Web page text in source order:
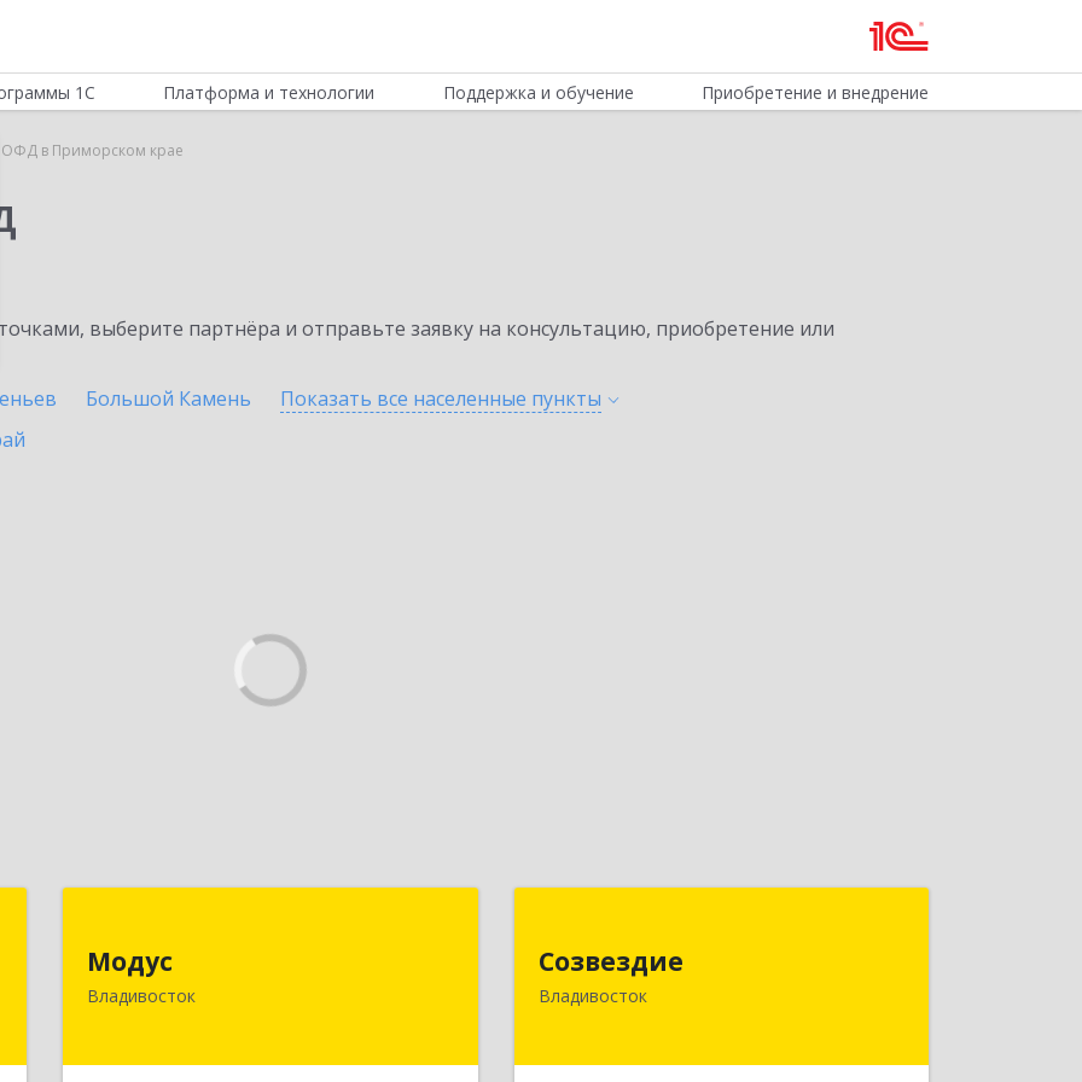
1С Платформа и технологии Поддержка и обучение Приобретение и внедрение
ОФД в Приморском крае
выберите партнёра и отправьте заявку на консультацию, приобретение или
Большой Камень Показать все населенные пункты
Модус
Владивосток
Владивосток г, ул. Фадеева, д. 10
Подробнее
Созвездие
Владивосток
Владивосток г, Тухачевского ул, дом